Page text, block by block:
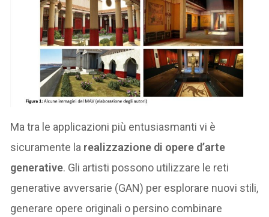
Ma tra le applicazioni più entusiasmanti vi è
sicuramente la realizzazione di opere d’arte
generative. Gli artisti possono utilizzare le reti
generative avversarie (GAN) per esplorare nuovi stili,
generare opere originali o persino combinare